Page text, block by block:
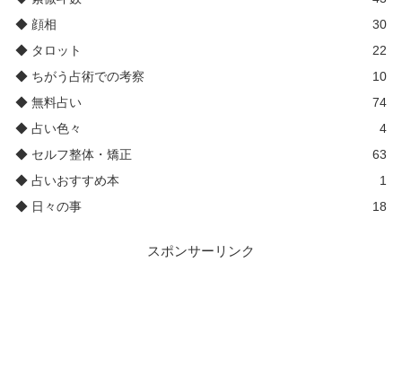
◆ 顔相
30
◆ タロット
22
◆ ちがう占術での考察
10
◆ 無料占い
74
◆ 占い色々
4
◆ セルフ整体・矯正
63
◆ 占いおすすめ本
1
◆ 日々の事
18
スポンサーリンク